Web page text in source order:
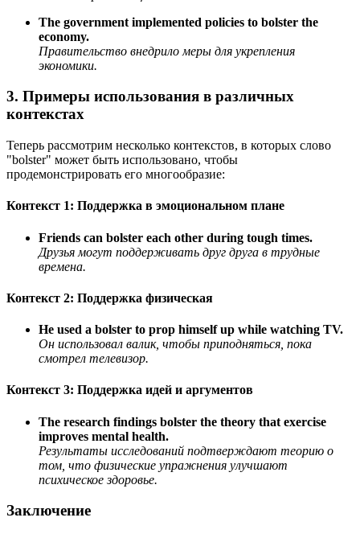
The government implemented policies to bolster the
economy.
Правительство внедрило меры для укрепления
экономики.
3. Примеры использования в различных
контекстах
Теперь рассмотрим несколько контекстов, в которых слово
"bolster" может быть использовано, чтобы
продемонстрировать его многообразие:
Контекст 1: Поддержка в эмоциональном плане
Friends can bolster each other during tough times.
Друзья могут поддерживать друг друга в трудные
времена.
Контекст 2: Поддержка физическая
He used a bolster to prop himself up while watching TV.
Он использовал валик, чтобы приподняться, пока
смотрел телевизор.
Контекст 3: Поддержка идей и аргументов
The research findings bolster the theory that exercise
improves mental health.
Результаты исследований подтверждают теорию о
том, что физические упражнения улучшают
психическое здоровье.
Заключение